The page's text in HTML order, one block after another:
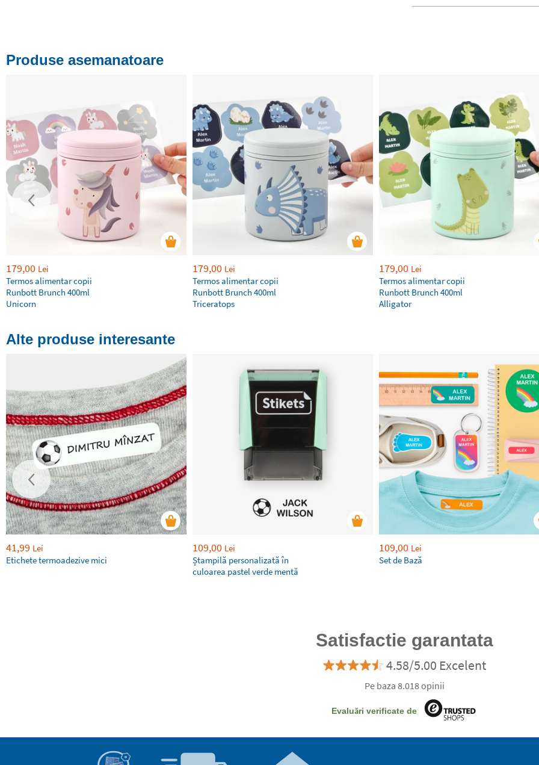
Produse asemanatoare
179,00 Lei
Termos alimentar copii
Runbott Brunch 400ml
Unicorn
179,00 Lei
Termos alimentar copii
Runbott Brunch 400ml
Triceratops
179,00 Lei
Termos alimentar copii
Runbott Brunch 400ml
Alligator
Alte produse interesante
41,99 Lei
Etichete termoadezive mici
109,00 Lei
Ștampilă personalizată în
culoarea pastel verde mentă
109,00 Lei
Set de Bază
Satisfactie garantata
4.58/5.00 Excelent
Pe baza 8.018 opinii
Evaluări verificate de